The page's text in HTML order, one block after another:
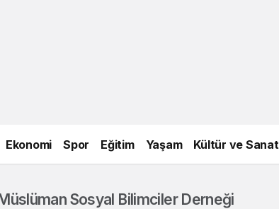
Ekonomi Spor Eğitim Yaşam Kültür ve Sanat
Sosyal Bilimciler Derneği